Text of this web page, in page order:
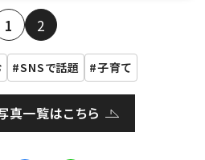
1 2
SNSで話題 子育て
真一覧はこちら